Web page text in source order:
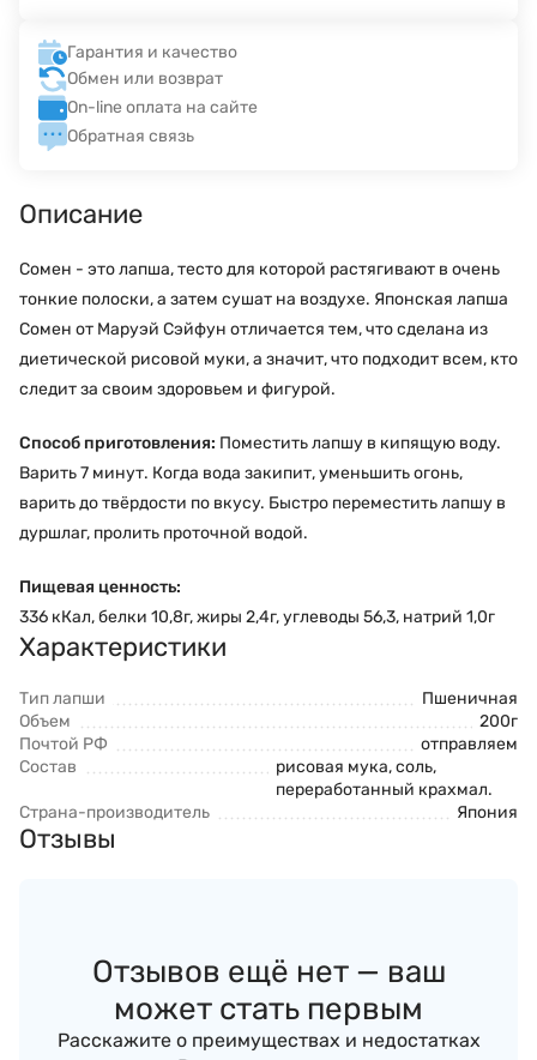
Гарантия и качество
Обмен или возврат
On-line оплата на сайте
Обратная связь
Описание
Сомен - это лапша, тесто для которой растягивают в очень
тонкие полоски, а затем сушат на воздухе. Японская лапша
Сомен от Маруэй Сэйфун отличается тем, что сделана из
диетической рисовой муки, а значит, что подходит всем, кто
следит за своим здоровьем и фигурой.
Способ приготовления: Поместить лапшу в кипящую воду.
Варить 7 минут. Когда вода закипит, уменьшить огонь,
варить до твёрдости по вкусу. Быстро переместить лапшу в
дуршлаг, пролить проточной водой.
Пищевая ценность:
336 кКал, белки 10,8г, жиры 2,4г, углеводы 56,3, натрий 1,0г
Характеристики
Тип лапши
Пшеничная
Объем
200г
Почтой РФ
отправляем
Состав
рисовая мука, соль,
переработанный крахмал.
Страна-производитель
Япония
Отзывы
Отзывов ещё нет — ваш
может стать первым
Расскажите о преимуществах и недостатках